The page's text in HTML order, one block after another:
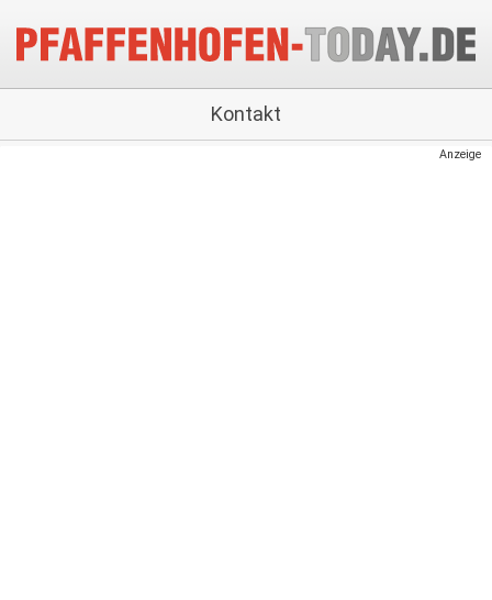
Kontakt
Anzeige